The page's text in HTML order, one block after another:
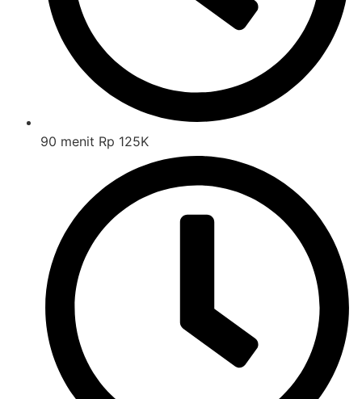
90 menit Rp 125K